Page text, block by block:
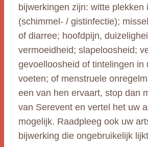
bijwerkingen zijn: witte plekken
(schimmel- / gistinfectie);
of diarree; hoofdpijn,
vermoeidheid; slapeloosheid;
gevoelloosheid of tintelingen in
voeten; of menstruele
een van hen ervaart, stop dan
van Serevent en vertel het uw
mogelijk. Raadpleeg ook uw
bijwerking die ongebruikelijk